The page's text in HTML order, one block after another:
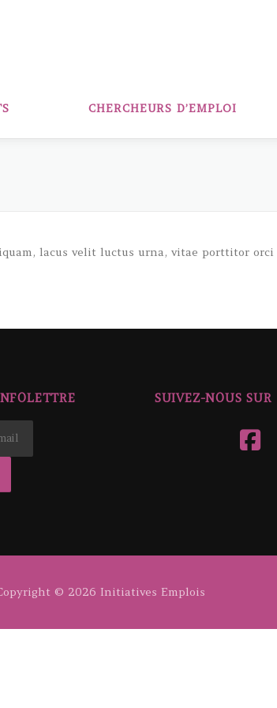
CHERCHEURS D’EMPLOI
lacus velit luctus urna, vitae porttitor
SUIVEZ-NOUS SUR
© 2026 Initiatives Emplois